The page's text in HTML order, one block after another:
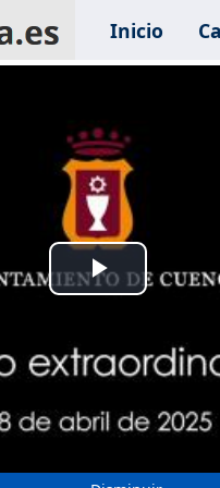
Inicio
Vídeo